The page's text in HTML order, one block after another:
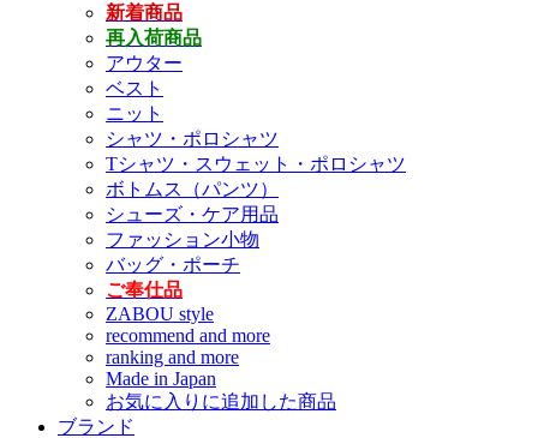
新着商品
再入荷商品
アウター
ベスト
ニット
シャツ・ポロシャツ
Tシャツ・スウェット・ポロシャツ
ボトムス（パンツ）
シューズ・ケア用品
ファッション小物
バッグ・ポーチ
ご奉仕品
ZABOU style
recommend and more
ranking and more
Made in Japan
お気に入りに追加した商品
ブランド